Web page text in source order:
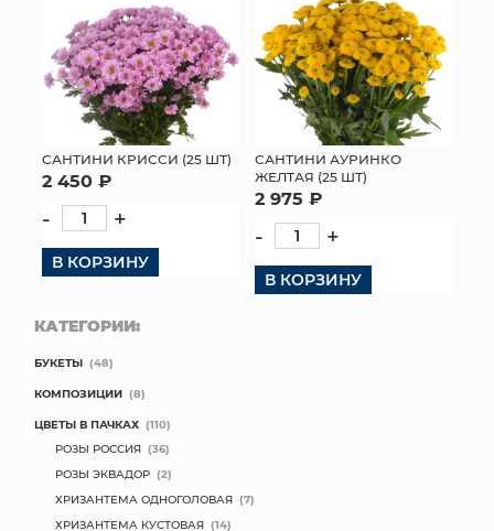
ПАКЕТЫ И СУМКИ
ПОДАРОЧНЫЕ КАРТЫ
ТОРГОВЫЙ ЦЕНТР
ОПТОВЫМ КЛИЕНТАМ
ДОСТАВКА И ОПЛАТА
КОНТАКТЫ
САНТИНИ КРИССИ (25 ШТ)
2 450 ₽
- +
В КОРЗИНУ
САНТИНИ АУРИНКО
ЖЕЛТАЯ (25 ШТ)
2 975 ₽
- +
В КОРЗИНУ
КАТЕГОРИИ:
БУКЕТЫ (48)
КОМПОЗИЦИИ (8)
ЦВЕТЫ В ПАЧКАХ (110)
РОЗЫ РОССИЯ (36)
РОЗЫ ЭКВАДОР (2)
ХРИЗАНТЕМА ОДНОГОЛОВАЯ (7)
ХРИЗАНТЕМА КУСТОВАЯ (14)